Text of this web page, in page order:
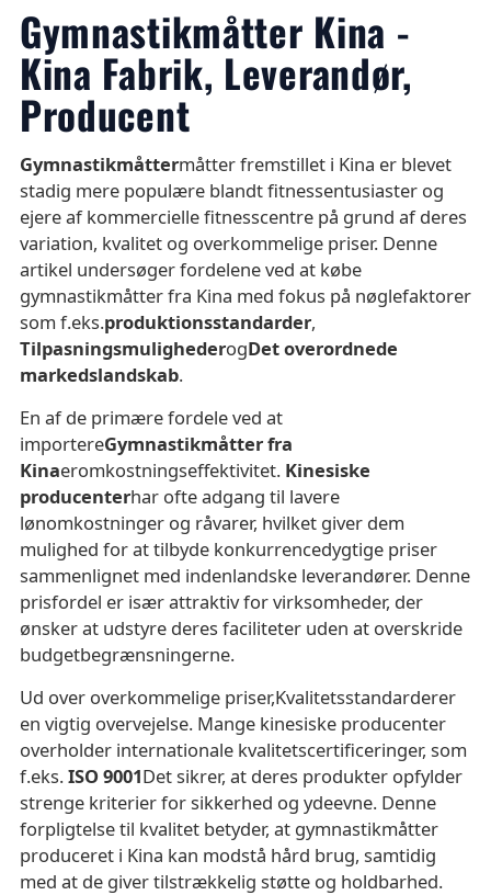
Gymnastikmåtter Kina -
Kina Fabrik, Leverandør,
Producent
Gymnastikmåttermåtter fremstillet i Kina er blevet
stadig mere populære blandt fitnessentusiaster og
ejere af kommercielle fitnesscentre på grund af deres
variation, kvalitet og overkommelige priser. Denne
artikel undersøger fordelene ved at købe
gymnastikmåtter fra Kina med fokus på nøglefaktorer
som f.eks.produktionsstandarder,
TilpasningsmulighederogDet overordnede
markedslandskab.
En af de primære fordele ved at
importereGymnastikmåtter fra
Kinaeromkostningseffektivitet. Kinesiske
producenterhar ofte adgang til lavere
lønomkostninger og råvarer, hvilket giver dem
mulighed for at tilbyde konkurrencedygtige priser
sammenlignet med indenlandske leverandører. Denne
prisfordel er især attraktiv for virksomheder, der
ønsker at udstyre deres faciliteter uden at overskride
budgetbegrænsningerne.
Ud over overkommelige priser,Kvalitetsstandarderer
en vigtig overvejelse. Mange kinesiske producenter
overholder internationale kvalitetscertificeringer, som
f.eks.ISO 9001Det sikrer, at deres produkter opfylder
strenge kriterier for sikkerhed og ydeevne. Denne
forpligtelse til kvalitet betyder, at gymnastikmåtter
produceret i Kina kan modstå hård brug, samtidig
med at de giver tilstrækkelig støtte og holdbarhed.